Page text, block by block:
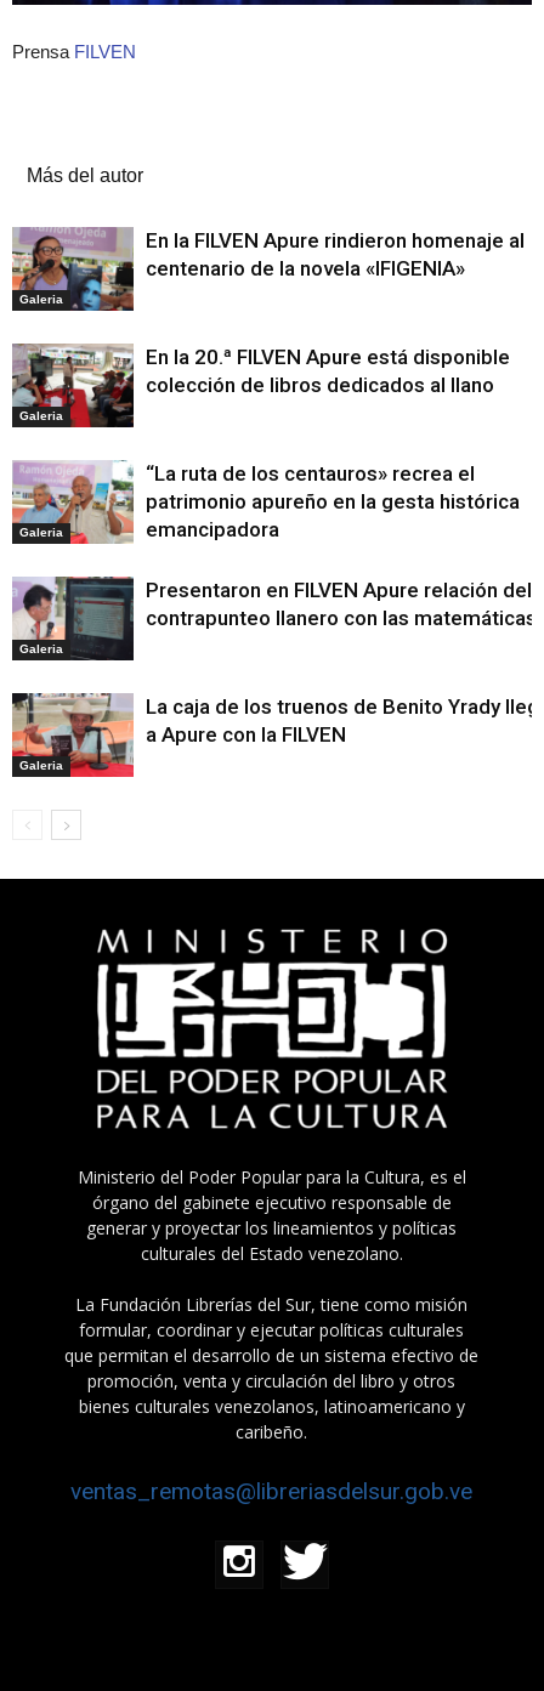
Prensa FILVEN
Más del autor
Galeria
En la FILVEN Apure rindieron homenaje al
centenario de la novela «IFIGENIA»
Galeria
En la 20.ª FILVEN Apure está disponible
colección de libros dedicados al llano
Galeria
“La ruta de los centauros» recrea el
patrimonio apureño en la gesta histórica
emancipadora
Galeria
Presentaron en FILVEN Apure relación del
contrapunteo llanero con las matemáticas
Galeria
La caja de los truenos de Benito Yrady
a Apure con la FILVEN
Ministerio del Poder Popular para la Cultura, es el
órgano del gabinete ejecutivo responsable de
generar y proyectar los lineamientos y políticas
culturales del Estado venezolano.
La Fundación Librerías del Sur, tiene como misión
formular, coordinar y ejecutar políticas culturales
que permitan el desarrollo de un sistema efectivo de
promoción, venta y circulación del libro y otros
bienes culturales venezolanos, latinoamericano y
caribeño.
ventas_remotas@libreriasdelsur.gob.ve